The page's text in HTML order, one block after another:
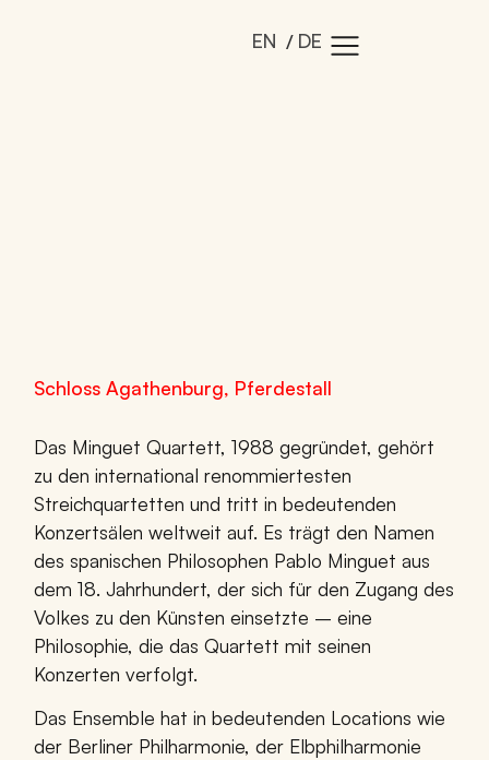
EN DE
Schloss Agathenburg, Pferdestall
Das Minguet Quartett, 1988 gegründet, gehört
zu den international renommiertesten
Streichquartetten und tritt in bedeutenden
Konzertsälen weltweit auf. Es trägt den Namen
des spanischen Philosophen Pablo Minguet aus
dem 18. Jahrhundert, der sich für den Zugang des
Volkes zu den Künsten einsetzte – eine
Philosophie, die das Quartett mit seinen
Konzerten verfolgt.
Das Ensemble hat in bedeutenden Locations wie
der Berliner Philharmonie, der Elbphilharmonie